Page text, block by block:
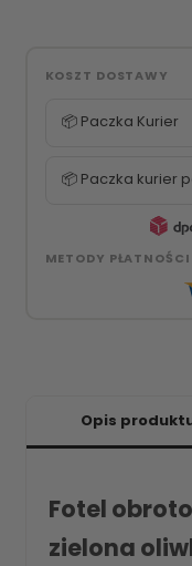
KOSZT DOSTAWY
📦 Paczka Kurier
📦 Paczka kurier
METODY PŁATNOŚCI
Opis
Fotel
zielona